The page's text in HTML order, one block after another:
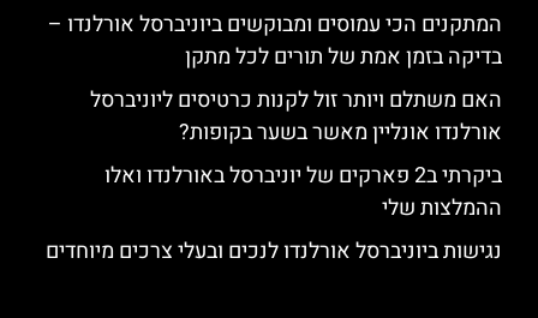
המתקנים הכי עמוסים ומבוקשים ביוניברסל אורלנדו –
בדיקה בזמן אמת של תורים לכל מתקן
האם משתלם ויותר זול לקנות כרטיסים ליוניברסל
אורלנדו אונליין מאשר בשער בקופות?
ביקרתי ב2 פארקים של יוניברסל באורלנדו ואלו
ההמלצות שלי
נגישות ביוניברסל אורלנדו לנכים ובעלי צרכים מיוחדים